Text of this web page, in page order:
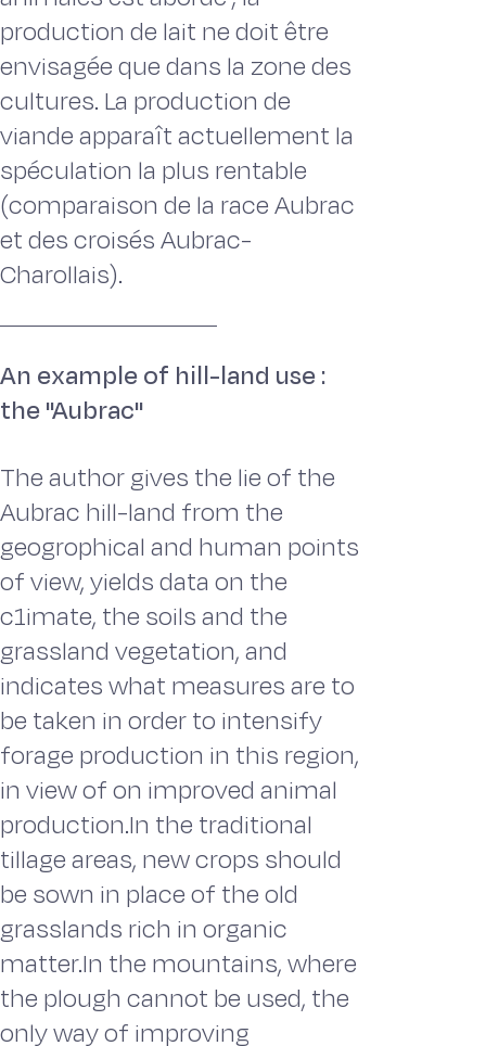
production de lait ne doit être
envisagée que dans la zone des
cultures. La production de
viande apparaît actuellement la
spéculation la plus rentable
(comparaison de la race Aubrac
et des croisés Aubrac-
Charollais).
An example of hill-land use :
the ''Aubrac''
The author gives the lie of the
Aubrac hill-land from the
geogrophical and human points
of view, yields data on the
c1imate, the soils and the
grassland vegetation, and
indicates what measures are to
be taken in order to intensify
forage production in this region,
in view of on improved animal
production.In the traditional
tillage areas, new crops should
be sown in place of the old
grasslands rich in organic
matter.In the mountains, where
the plough cannot be used, the
only way of improving